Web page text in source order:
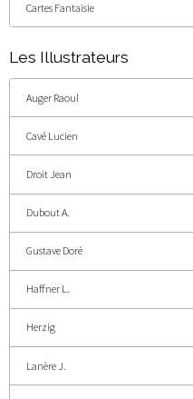
Cartes Fantaisie
Les Illustrateurs
Auger Raoul
Cavé Lucien
Droit Jean
Dubout A.
Gustave Doré
Haffner L.
Herzig
Lanère J.